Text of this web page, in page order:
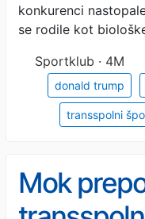
konkurenci
se rodile kot
Sportklub · 4M
donald trump
transspolni
Mok